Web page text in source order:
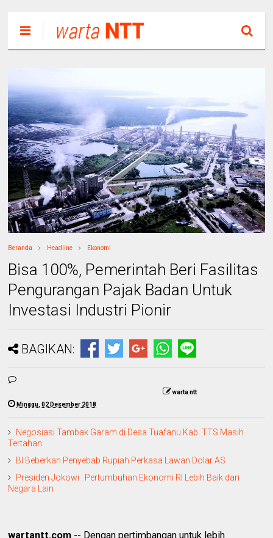
Beranda Headline Ekonomi
Bisa 100%, Pemerintah Beri Fasilitas
Pengurangan Pajak Badan Untuk
Investasi Industri Pionir
BAGIKAN:
warta ntt
Minggu, 02 Desember 2018
Negosiasi Tambak Garam di Desa Tuafanu Kab. TTS Masih
Tertahan
BI Beberkan Penyebab Rupiah Perkasa Lawan Dolar AS
Presiden Jokowi : Pertumbuhan Ekonomi RI Lebih Baik dari
Negara Lain
wartantt.com -- Dengan pertimbangan untuk lebih